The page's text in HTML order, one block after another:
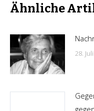
Ähnliche
28.